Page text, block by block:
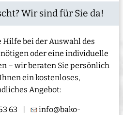
Wir sind für Sie da!
Hilfe bei der Auswahl des
oder eine individuelle
– wir beraten Sie persönlich
ein kostenloses,
Angebot:
63 | info@bako-